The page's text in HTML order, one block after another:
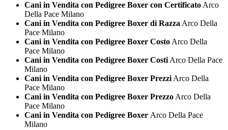
Cani in Vendita con Pedigree Boxer con Certificato Arco
Della Pace Milano
Cani in Vendita con Pedigree Boxer di Razza Arco Della
Pace Milano
Cani in Vendita con Pedigree Boxer Costo Arco Della
Pace Milano
Cani in Vendita con Pedigree Boxer Costi Arco Della Pace
Milano
Cani in Vendita con Pedigree Boxer Prezzi Arco Della
Pace Milano
Cani in Vendita con Pedigree Boxer Prezzo Arco Della
Pace Milano
Cani in Vendita con Pedigree Boxer Arco Della Pace
Milano